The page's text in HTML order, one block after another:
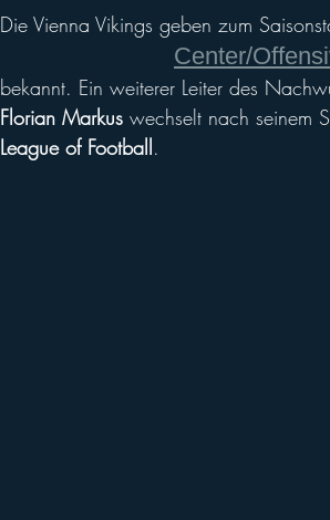
Die Vienna Vikings geben zum
Center/
bekannt. Ein weiterer Leiter des
Florian Markus wechselt nach seinem
League of Football.